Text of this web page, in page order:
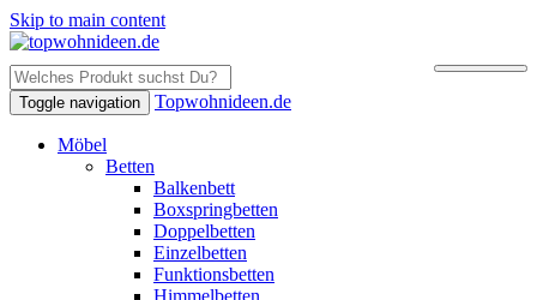
Skip to main content
Toggle navigation Topwohnideen.de
Möbel
Betten
Balkenbett
Boxspringbetten
Doppelbetten
Einzelbetten
Funktionsbetten
Himmelbetten